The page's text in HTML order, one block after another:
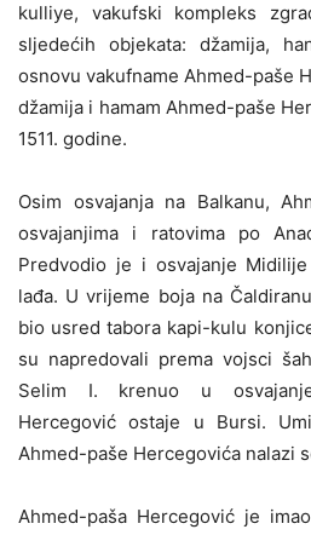
kulliye, vakufski kompleks
sljedećih objekata: džamija,
osnovu vakufname Ahmed-paše
džamija i hamam Ahmed-paše
1511. godine.
Osim osvajanja na Balkanu,
osvajanjima i ratovima po
Predvodio je i osvajanje
lađa. U vrijeme boja na
bio usred tabora kapi-kulu
su napredovali prema vojsci
Selim I. krenuo u
Hercegović ostaje u Bursi.
Ahmed-paše Hercegovića nalazi
Ahmed-paša Hercegović je